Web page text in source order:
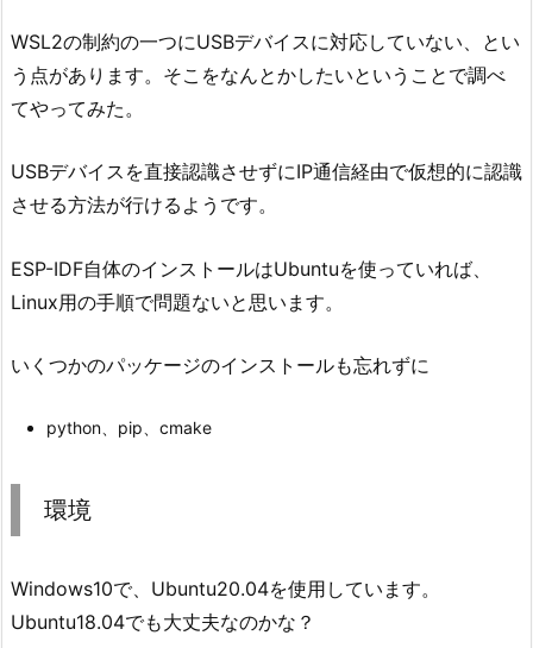
WSL2の制約の一つにUSBデバイスに対応していない、とい
う点があります。そこをなんとかしたいということで調べ
てやってみた。
USBデバイスを直接認識させずにIP通信経由で仮想的に認識
させる方法が行けるようです。
ESP-IDF自体のインストールはUbuntuを使っていれば、
Linux用の手順で問題ないと思います。
いくつかのパッケージのインストールも忘れずに
python、pip、cmake
環境
Windows10で、Ubuntu20.04を使用しています。
Ubuntu18.04でも大丈夫なのかな？